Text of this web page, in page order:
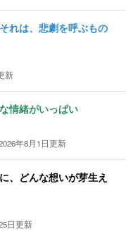
れは、悲劇を呼ぶもの
新
情緒がいっぱい
年8月1日更新
、どんな想いが芽生え
日更新